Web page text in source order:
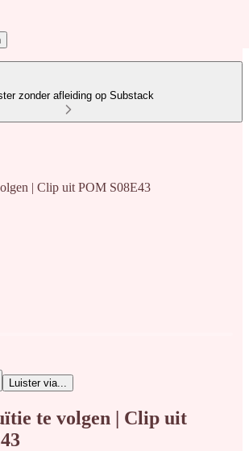
zonder afleiding op Substack
| Clip uit POM S08E43
Luister via...
te volgen | Clip uit